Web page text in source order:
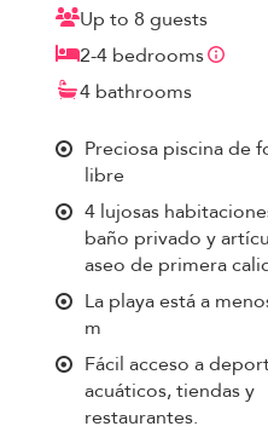
Up to 8 guests
2-4 bedrooms
4 bathrooms
Preciosa piscina de
libre
4 lujosas
baño privado y
aseo de primera
La playa está a
m
Fácil acceso a
acuáticos, tiendas y
restaurantes.